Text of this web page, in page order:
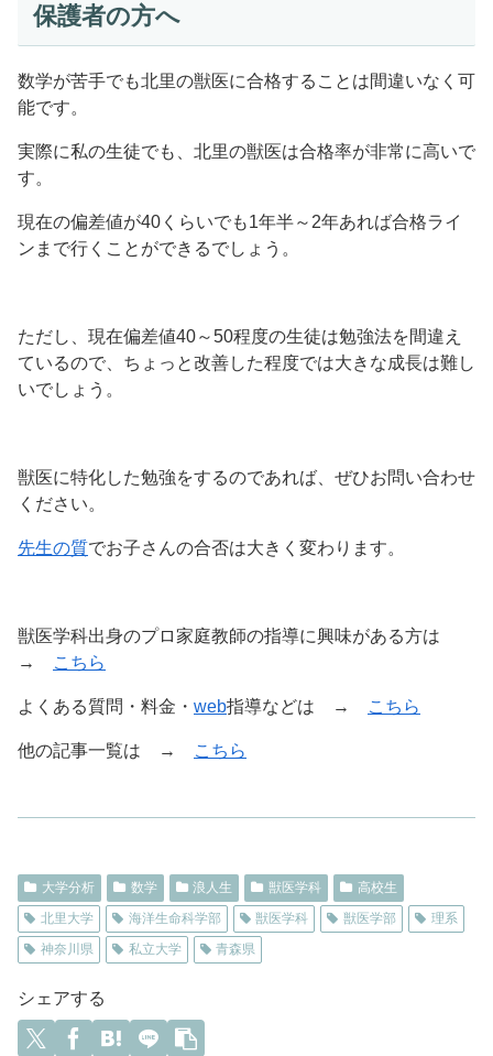
保護者の方へ
数学が苦手でも北里の獣医に合格することは間違いなく可
能です。
実際に私の生徒でも、北里の獣医は合格率が非常に高いで
す。
現在の偏差値が40くらいでも1年半～2年あれば合格ライ
ンまで行くことができるでしょう。
ただし、現在偏差値40～50程度の生徒は勉強法を間違え
ているので、ちょっと改善した程度では大きな成長は難し
いでしょう。
獣医に特化した勉強をするのであれば、ぜひお問い合わせ
ください。
先生の質でお子さんの合否は大きく変わります。
獣医学科出身のプロ家庭教師の指導に興味がある方は
→
こちら
よくある質問・料金・ web指導などは → こちら
他の記事一覧は → こちら
大学分析 数学 浪人生 獣医学科
高校生
北里大学
海洋生命科学部 獣医学科 獣医学部
理系
神奈川県
私立大学 青森県
シェアする